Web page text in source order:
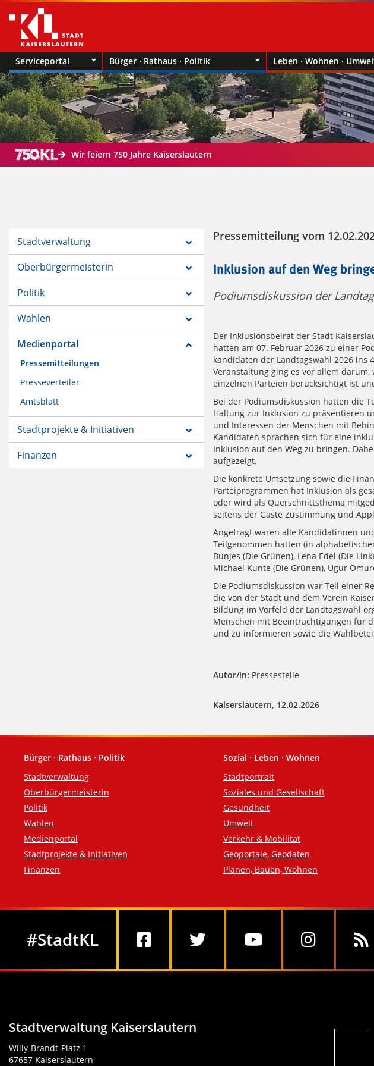
Serviceportal Bürger · Rathaus · Politik Leben · Wohnen ·
Wir feiern 750 Jahre Kaiserslautern
Stadtverwaltung
Oberbürgermeisterin
Politik
Wahlen
Medienportal
Pressemitteilungen
Presseverteiler
Amtsblatt
Stadtprojekte & Initiativen
Finanzen
Pressemitteilung vom
Inklusion auf den Weg
Podiumsdiskussion der
Der Inklusionsbeirat der Stadt
hatten am 07. Februar 2026 zu einer
kandidaten der Landtagswahl 2026 ins
Veranstaltung ging es vor allem
einzelnen Parteien berücksichtigt ist
Bei der Podiumsdiskussion hatten die
Haltung zur Inklusion zu präsentieren
und Interessen der Menschen mit
Kandidaten sprachen sich für eine
Inklusion auf den Weg zu bringen.
aufgezeigt.
Die konkrete Umsetzung sowie die
Parteiprogrammen hat Inklusion als
oder wird als Querschnittsthema
seitens der Gäste Zustimmung und
Angefragt waren alle Kandidatinnen
Teilgenommen hatten (in
Bunjes (Die Grünen), Lena Edel (Die
Michael Kunte (Die Grünen), Ugur
Die Podiumsdiskussion war Teil einer
die von der Stadt und dem Verein
Bildung im Vorfeld der Landtagswahl
Menschen mit Beeinträchtigungen für
und zu informieren sowie die
Autor/in: Pressestelle
Kaiserslautern, 12.02.2026
Fußzeile
Bürger · Rathaus · Politik
Stadtverwaltung
Oberbürgermeisterin
Politik
Wahlen
Medienportal
Stadtprojekte & Initiativen
Finanzen
Sozial · Leben · Wohnen
Stadtportrait
Soziales und Gesellschaft
Gesundheit
Umwelt
Verkehr & Mobilität
Geoportale, Geodaten
Planen, Bauen, Wohnen
#StadtKL
Stadtverwaltung Kaiserslautern
Willy-Brandt-Platz 1
67657 Kaiserslautern